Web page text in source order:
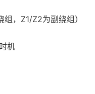
，Z1/Z2为副绕组）
机